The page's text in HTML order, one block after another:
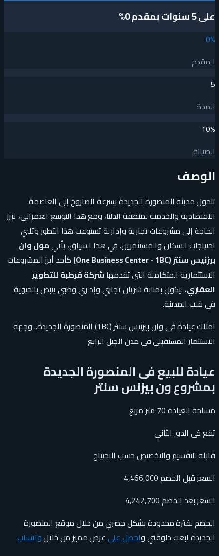
على 5 سنوات بمقدم 0%
0%
المقدم
5
المدة
10%
الصيانة
الوصف
تتحول مدينة المنصورة الجديدة بسرعة الصاروخ إلى العاصمة
الاقتصادية والخدمية لمنطقة الدلتا، ومع هذا التوسع العمراني، تبرز
الحاجة إلى مشروعات تجارية وإدارية تستوعب هذا التطور وتلبي
احتياجات السكان والمستثمرين. في هذا السياق، يأتيمول وان
بيزنيس سنتر (One Business Center - 1BC)
كأحد أبرز المشروعات
الاستثمارية المتكاملة التي تقدمهاشركة قرطبة للتطوير
العقاري، ليكون بمثابة شريان تجاري وإداري وطبي ينبض بالحيوية
في قلب المدينة.
امتلك عيادة فى وان بيزنيس سنتر (1BC) المنصورة الجديدة.. وجهة
الاستثمار المستقبلي في مدن الجيل الرابع
عيادة للبيع فى المنصورة الجديدة
بمشروع ون بيزنس سنتر
مساحة العيادة 70 متر مربع
تقع فى الدور الثاني
قابله للتقسيم والتخصيص حسب الاحتياج
السعر قبل الخصم 4,466,000
السعر بعد الخصم 4,242,700
الخصم لفترة محدودة بشكل حصري من خلال موقع المنصورة
الجديدة ابعت دلوقتي واحصل علىعرض مميز من خلالواتساب